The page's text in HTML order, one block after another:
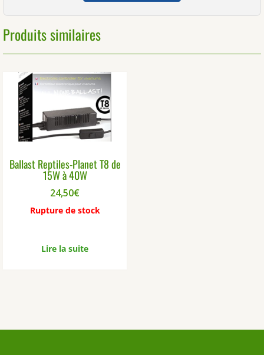
Produits similaires
Ballast Reptiles-Planet T8 de
15W à 40W
24,50€
Rupture de stock
Lire la suite